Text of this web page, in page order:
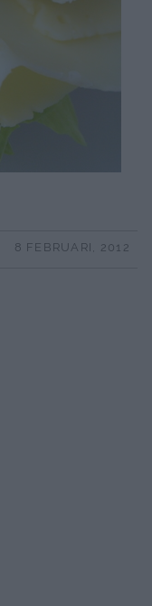
8 FEBRUARI, 2012